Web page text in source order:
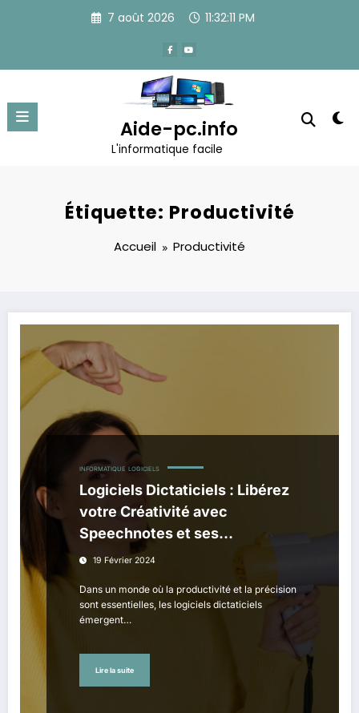
7 août 2026 11:32:12 PM
Aide-pc.info
L'informatique facile
Étiquette: Productivité
Accueil Productivité
INFORMATIQUE LOGICIELS
Logiciels Dictaticiels : Libérez
votre Créativité avec
Speechnotes et ses
Alternatives
19 Février 2024
Dans un monde où la productivité et la précision
sont essentielles, les logiciels dictaticiels
émergent…
Lire la suite